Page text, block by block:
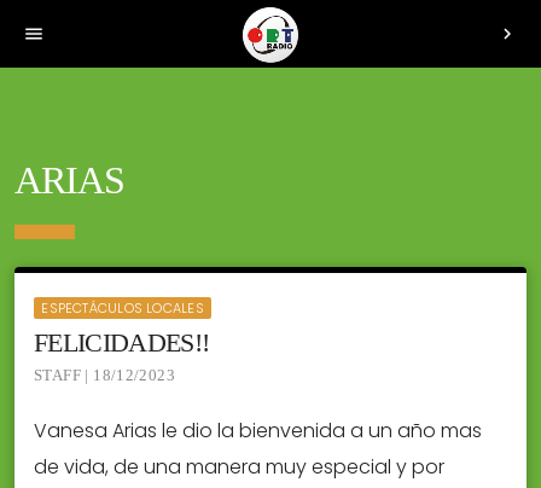
menu chevron_right
ARIAS
ESPECTÁCULOS LOCALES
FELICIDADES!!
STAFF | 18/12/2023
Vanesa Arias le dio la bienvenida a un año mas
de vida, de una manera muy especial y por